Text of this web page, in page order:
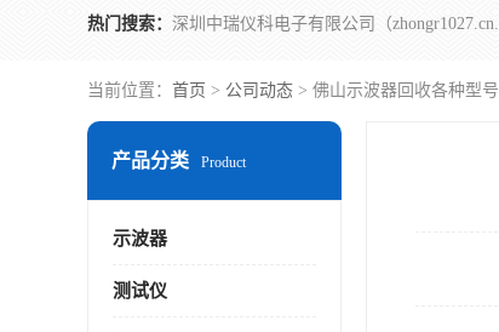
热门搜索：
当前位置： 首页 > 公司动态 > 佛山示波器回收各种型号
产品分类 Product
示波器
测试仪